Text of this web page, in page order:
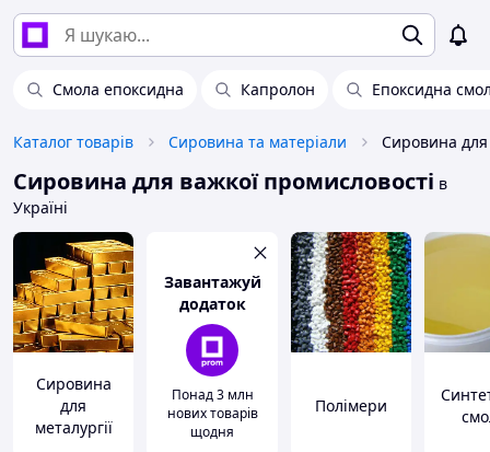
Смола епоксидна Капролон Епоксидна
Каталог товарів Сировина та матеріали
Сировина для важкої промисловості в
Україні
Сировина
для
металургії
Завантажуй
додаток
Понад 3 млн
нових товарів
щодня
Полімери